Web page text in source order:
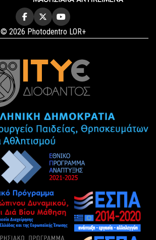
© 2026 Photodentro LOR+